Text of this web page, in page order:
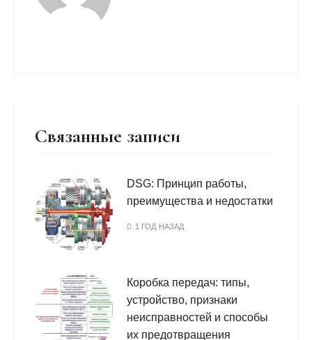
Связанные записи
DSG: Принцип работы,
преимущества и недостатки
1 ГОД НАЗАД
Коробка передач: типы,
устройство, признаки
неисправностей и способы
их предотвращения